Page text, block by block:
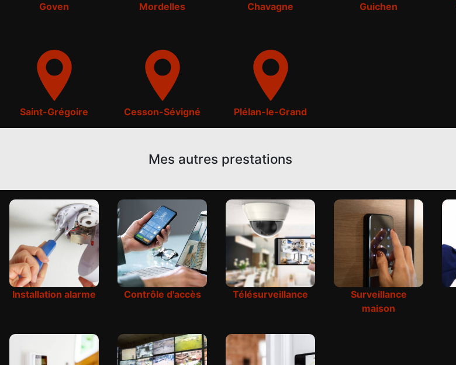
Goven Mordelles Chavagne Guichen
Saint-Grégoire Cesson-Sévigné Plélan-le-Grand
Mes autres prestations
Installation alarme Contrôle d'accès Télésurveillance
Surveillance
maison